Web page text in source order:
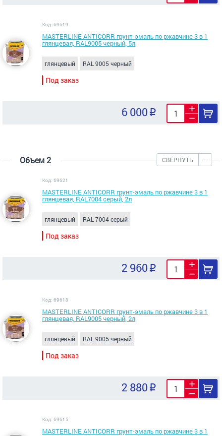
Код: 69619
MASTERLINE ANTICORR грунт-эмаль по ржавчине 3 в 1
глянцевая, RAL9005 черный, 5л
глянцевый RAL 9005 черный
Под заказ
6 000
Объем 2 СВЕРНУТЬ
Код: 69621
MASTERLINE ANTICORR грунт-эмаль по ржавчине 3 в 1
глянцевая, RAL7004 серый, 2л
глянцевый RAL 7004 серый
Под заказ
2 960
Код: 69618
MASTERLINE ANTICORR грунт-эмаль по ржавчине 3 в 1
глянцевая, RAL9005 черный, 2л
глянцевый RAL 9005 черный
Под заказ
2 880
Код: 69615
MASTERLINE ANTICORR грунт-эмаль по ржавчине 3 в 1